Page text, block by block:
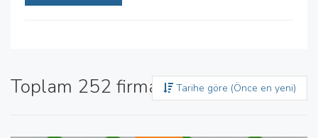
Toplam 252 firma bulunduTarihe göre (Önce en yeni)